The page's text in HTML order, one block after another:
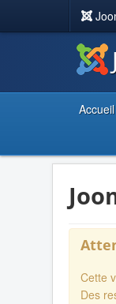
Accueil
Cette
Des